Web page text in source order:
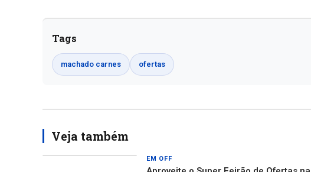
Tags
machado carnes ofertas
Veja também
EM OFF